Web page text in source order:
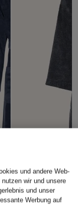
und andere Web-
nutzen wir und unsere
und unser
Werbung auf